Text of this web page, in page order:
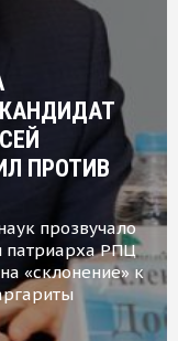
ПРОТИВ
прозвучало
патриарха РПЦ
«склонение» к